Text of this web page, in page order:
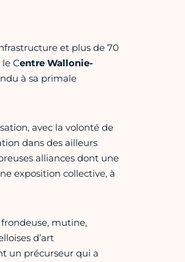
et plus de 70
Centre Wallonie-
à sa primale
avec la volonté de
dans des ailleurs
alliances dont une
exposition collective, à
mutine,
d’art
un précurseur qui a